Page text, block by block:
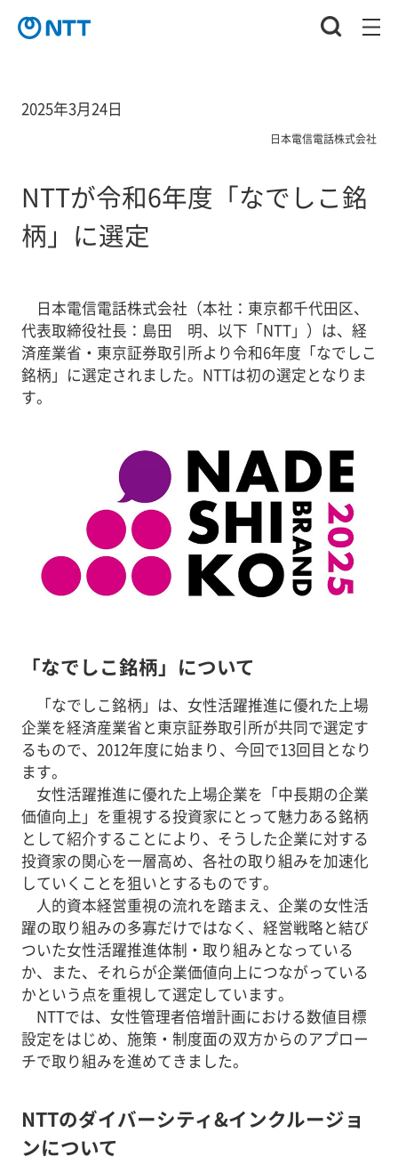
2025年3月24日
日本電信電話株式会社
NTTが令和6年度「なでしこ銘
柄」に選定
日本電信電話株式会社（本社：東京都千代田区、
代表取締役社長：島田 明、以下「NTT」）は、経
済産業省・東京証券取引所より令和6年度「なでしこ
銘柄」に選定されました。NTTは初の選定となりま
す。
「なでしこ銘柄」について
「なでしこ銘柄」は、女性活躍推進に優れた上場
企業を経済産業省と東京証券取引所が共同で選定す
るもので、2012年度に始まり、今回で13回目となり
ます。
女性活躍推進に優れた上場企業を「中長期の企業
価値向上」を重視する投資家にとって魅力ある銘柄
として紹介することにより、そうした企業に対する
投資家の関心を一層高め、各社の取り組みを加速化
していくことを狙いとするものです。
人的資本経営重視の流れを踏まえ、企業の女性活
躍の取り組みの多寡だけではなく、経営戦略と結び
ついた女性活躍推進体制・取り組みとなっている
か、また、それらが企業価値向上につながっている
かという点を重視して選定しています。
NTTでは、女性管理者倍増計画における数値目標
設定をはじめ、施策・制度面の双方からのアプロー
チで取り組みを進めてきました。
NTTのダイバーシティ&インクルージョ
ンについて